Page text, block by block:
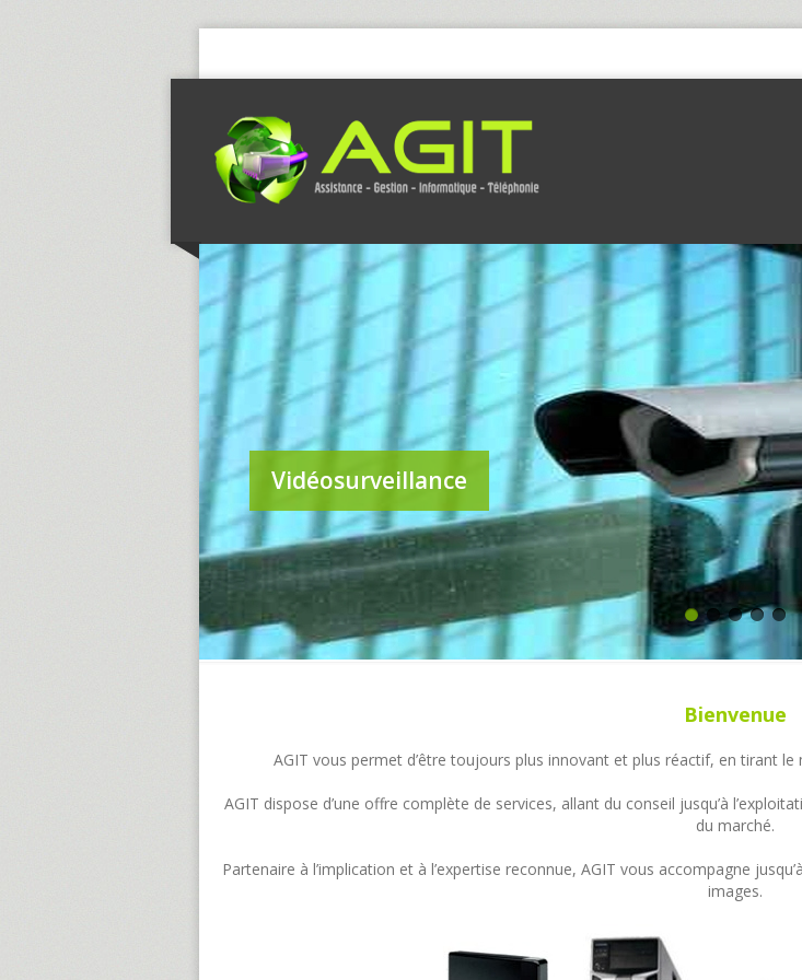
Vidéosurveillance
Bienvenue
AGIT vous permet d’être toujours plus innovant et plus réactif, en tirant
AGIT dispose d’une offre complète de services, allant du conseil jusqu’à
du marché.
Partenaire à l’implication et à l’expertise reconnue, AGIT vous accompagne
images.